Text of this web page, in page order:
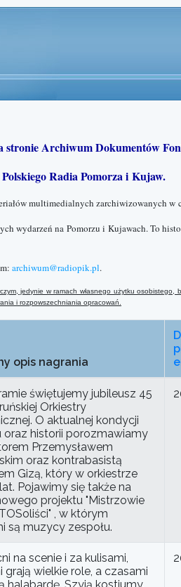
stronie Archiwum Dokumentów
Polskiego Radia Pomorza i Kujaw.
multimedialnych zarchiwizowanych w
wydarzeń na Pomorzu i Kujawach. To
archiwum@radiopik.pl.
jedynie w ramach własnego użytku
i rozpowszechniania opracowań.
opis nagrania
świętujemy jubileusz 45
Orkiestry
O aktualnej kondycji
oraz historii porozmawiamy
Przemysławem
oraz kontrabasistą
Gizą, który w orkiestrze
Pojawimy się także na
projektu "Mistrzowie
, w którym
są muzycy zespołu.
na scenie i za kulisami,
grają wielkie role, a czasami